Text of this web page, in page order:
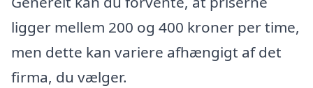
ligger mellem 200 og 400 kroner per time,
men dette kan variere afhængigt af det
firma, du vælger.